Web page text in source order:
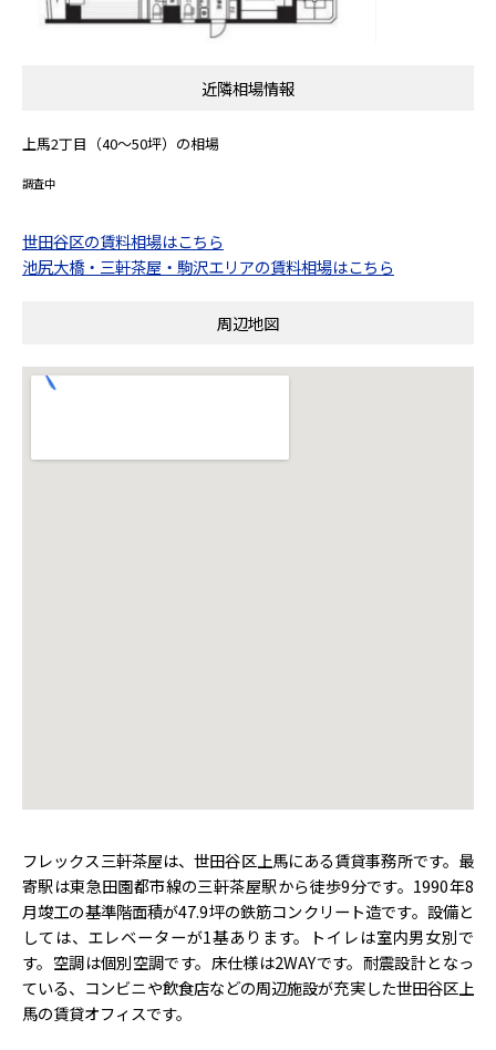
近隣相場情報
上馬2丁目（40～50坪）の相場
調査中
世田谷区の賃料相場はこちら
池尻大橋・三軒茶屋・駒沢エリアの賃料相場はこちら
周辺地図
フレックス三軒茶屋は、世田谷区上馬にある賃貸事務所です。最
寄駅は東急田園都市線の三軒茶屋駅から徒歩9分です。1990年8
月竣工の基準階面積が47.9坪の鉄筋コンクリート造です。設備と
しては、エレベーターが1基あります。トイレは室内男女別で
す。空調は個別空調です。床仕様は2WAYです。耐震設計となっ
ている、コンビニや飲食店などの周辺施設が充実した世田谷区上
馬の賃貸オフィスです。